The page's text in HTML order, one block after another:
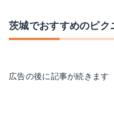
茨城でおすすめのピク
広告の後に記事が続きます